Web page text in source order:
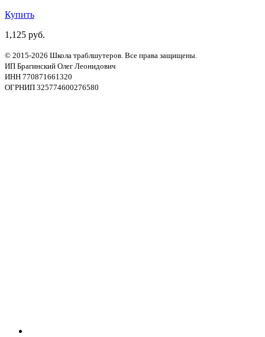
Купить
1,125 руб.
© 2015-2026 Школа траблшутеров. Все права защищены.
ИП Брагинский Олег Леонидович
ИНН 770871661320
ОГРНИП 325774600276580